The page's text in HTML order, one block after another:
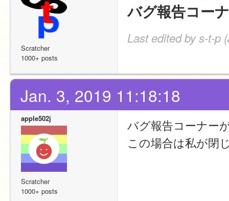
Scratcher
1000+ posts
バグ報告コー
Last edited by s-t-p
Jan. 3, 2019 11:18:18
apple502j
Scratcher
1000+ posts
バグ報告コーナー
この場合は私が閉